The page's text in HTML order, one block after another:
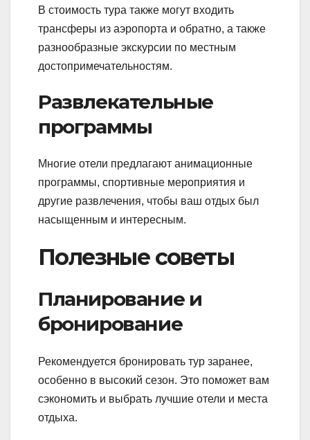
В стоимость тура также могут входить
трансферы из аэропорта и обратно, а также
разнообразные экскурсии по местным
достопримечательностям.
Развлекательные
программы
Многие отели предлагают анимационные
программы, спортивные мероприятия и
другие развлечения, чтобы ваш отдых был
насыщенным и интересным.
Полезные советы
Планирование и
бронирование
Рекомендуется бронировать тур заранее,
особенно в высокий сезон. Это поможет вам
сэкономить и выбрать лучшие отели и места
отдыха.